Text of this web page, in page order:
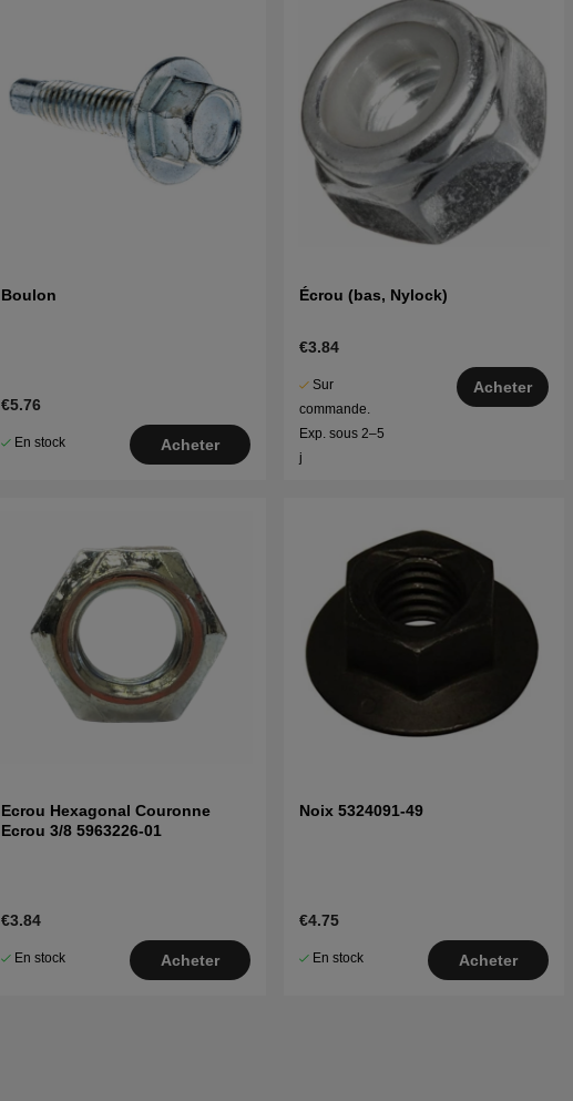
Boulon
€5.76
En stock Acheter
Écrou (bas, Nylock)
€3.84
Sur
commande.
Exp. sous 2–5
j
Acheter
Ecrou Hexagonal Couronne
Ecrou 3/8 5963226-01
€3.84
En stock Acheter
Noix 5324091-49
€4.75
En stock Acheter